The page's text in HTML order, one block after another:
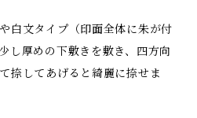
白文タイプ（印面全体に朱が付
し厚めの下敷きを敷き、四方向
捺してあげると綺麗に捺せま